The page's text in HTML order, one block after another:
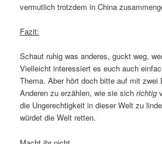
vermutlich trotzdem in China
Fazit:
Schaut ruhig was anderes, guckt weg,
Vielleicht interessiert es euch auch
Thema. Aber hört doch bitte auf mit zwei
Anderen zu erzählen, wie sie sichrichtig
die Ungerechtigkeit in dieser Welt zu
würdet die Welt retten.